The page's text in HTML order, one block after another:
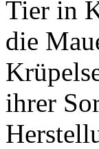
Tier in
die
ihrer